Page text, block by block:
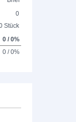
0
Stück
0 / 0%
0 / 0%